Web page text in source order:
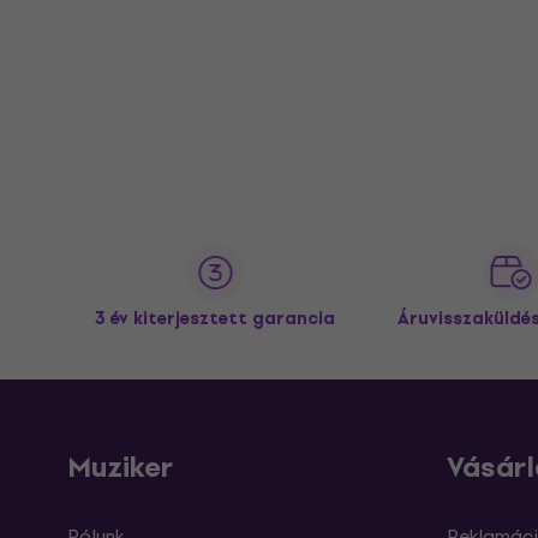
3 év kiterjesztett garancia
Muziker